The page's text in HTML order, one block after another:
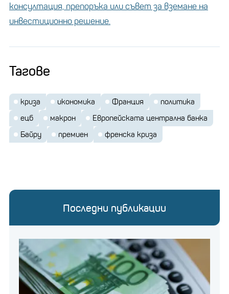
консултация, препоръка или съвет за вземане на
инвестиционно решение.
Тагове
криза икономика Франция
политика
ецб
макрон
Европейската централна банка
Байру
премиен френска криза
Последни публикации